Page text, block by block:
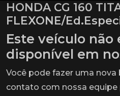
HONDA CG 160
FLEXONE/
Este veículo não
disponível em
Você pode fazer uma nova
contato com nossa equipe